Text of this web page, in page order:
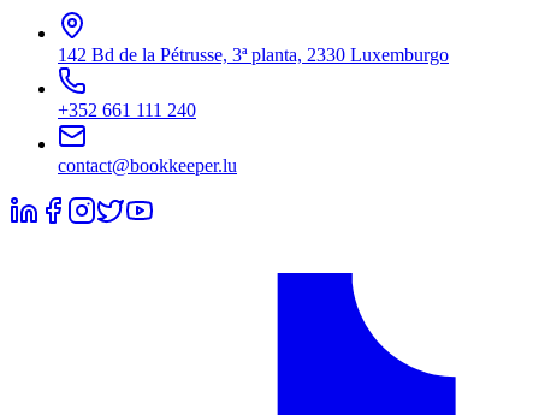
142 Bd de la Pétrusse, 3ª planta, 2330 Luxemburgo
+352 661 111 240
contact@bookkeeper.lu